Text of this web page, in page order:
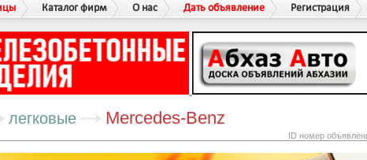
Каталог фирм О нас Дать объявление Регистрация
легковые Mercedes-Benz
ID номер